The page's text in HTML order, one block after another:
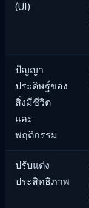
(UI)
ปัญญา
ประดิษฐ์ของ
สิ่งมีชีวิต
และ
พฤติกรรม
ปรับแต่ง
ประสิทธิภาพ